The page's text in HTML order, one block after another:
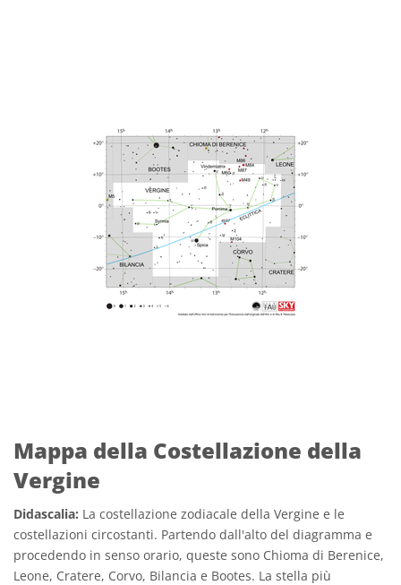
Mappa della Costellazione della
Vergine
Didascalia: La costellazione zodiacale della Vergine e le
costellazioni circostanti. Partendo dall'alto del diagramma e
procedendo in senso orario, queste sono Chioma di Berenice,
Leone, Cratere, Corvo, Bilancia e Bootes. La stella più